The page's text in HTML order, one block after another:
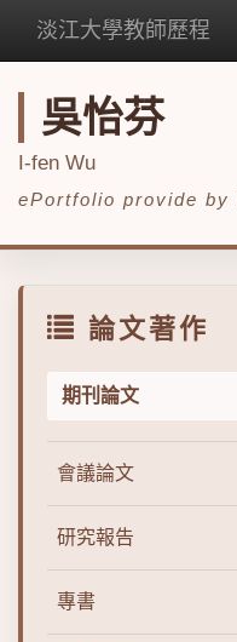
淡江大學教師歷程
吳怡芬
I-fen Wu
ePortfolio provide by
論文著作
期刊論文
會議論文
研究報告
專書